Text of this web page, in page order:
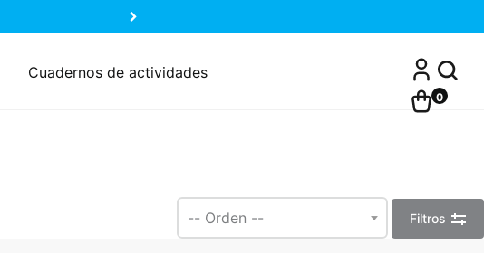
0
Cuadernos de actividades
Filtros